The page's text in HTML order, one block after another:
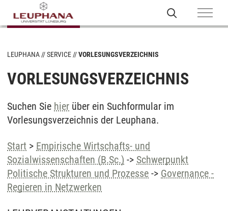
LEUPHANA SERVICE VORLESUNGSVERZEICHNIS
VORLESUNGSVERZEICHNIS
Suchen Sie hier über ein Suchformular im
Vorlesungsverzeichnis der Leuphana.
Start > Empirische Wirtschafts- und
Sozialwissenschaften (B.Sc.) -> Schwerpunkt
Politische Strukturen und Prozesse -> Governance -
Regieren in Netzwerken